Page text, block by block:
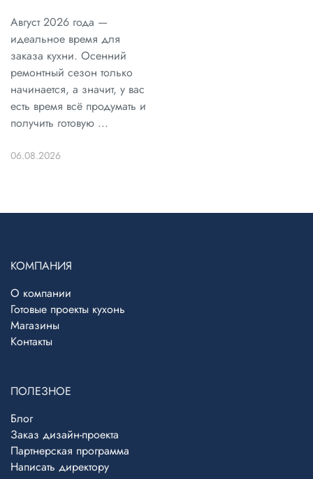
Август 2026 года —
идеальное время для
заказа кухни. Осенний
ремонтный сезон только
начинается, а значит, у вас
есть время всё продумать и
получить готовую ...
06.08.2026
КОМПАНИЯ
О компании
Готовые проекты кухонь
Магазины
Контакты
ПОЛЕЗНОЕ
Блог
Заказ дизайн-проекта
Партнерская программа
Написать директору